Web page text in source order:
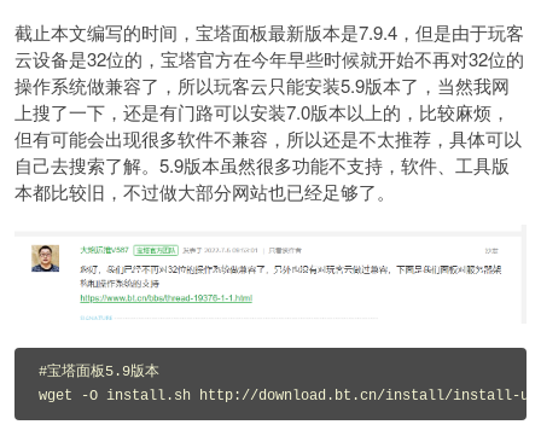
截止本文编写的时间，宝塔面板最新版本是7.9.4，但是由于玩客
云设备是32位的，宝塔官方在今年早些时候就开始不再对32位的
操作系统做兼容了，所以玩客云只能安装5.9版本了，当然我网
上搜了一下，还是有门路可以安装7.0版本以上的，比较麻烦，
但有可能会出现很多软件不兼容，所以还是不太推荐，具体可以
自己去搜索了解。5.9版本虽然很多功能不支持，软件、工具版
本都比较旧，不过做大部分网站也已经足够了。
#宝塔面板5.9版本